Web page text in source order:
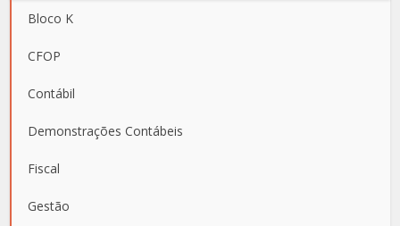
Bloco K
CFOP
Contábil
Demonstrações Contábeis
Fiscal
Gestão